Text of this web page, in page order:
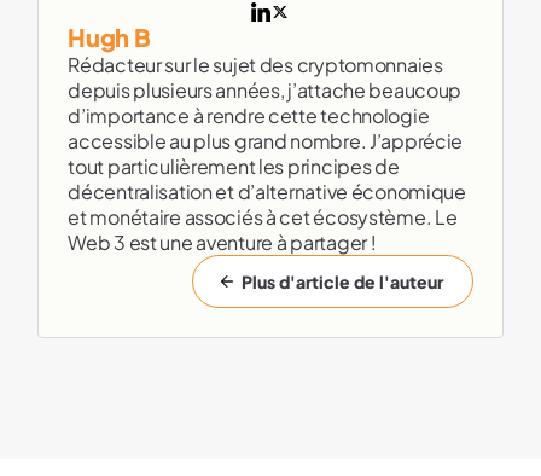
Hugh B
Rédacteur sur le sujet des cryptomonnaies
depuis plusieurs années, j’attache beaucoup
d’importance à rendre cette technologie
accessible au plus grand nombre. J’apprécie
tout particulièrement les principes de
décentralisation et d’alternative économique
et monétaire associés à cet écosystème. Le
Web 3 est une aventure à partager !
Plus d'article de l'auteur